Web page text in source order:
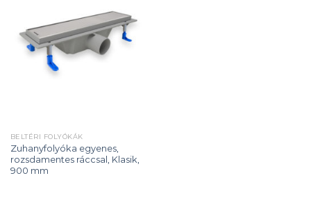
Add to
wishlist
BELTÉRI FOLYÓKÁK
Zuhanyfolyóka egyenes,
rozsdamentes ráccsal, Klasik,
900 mm